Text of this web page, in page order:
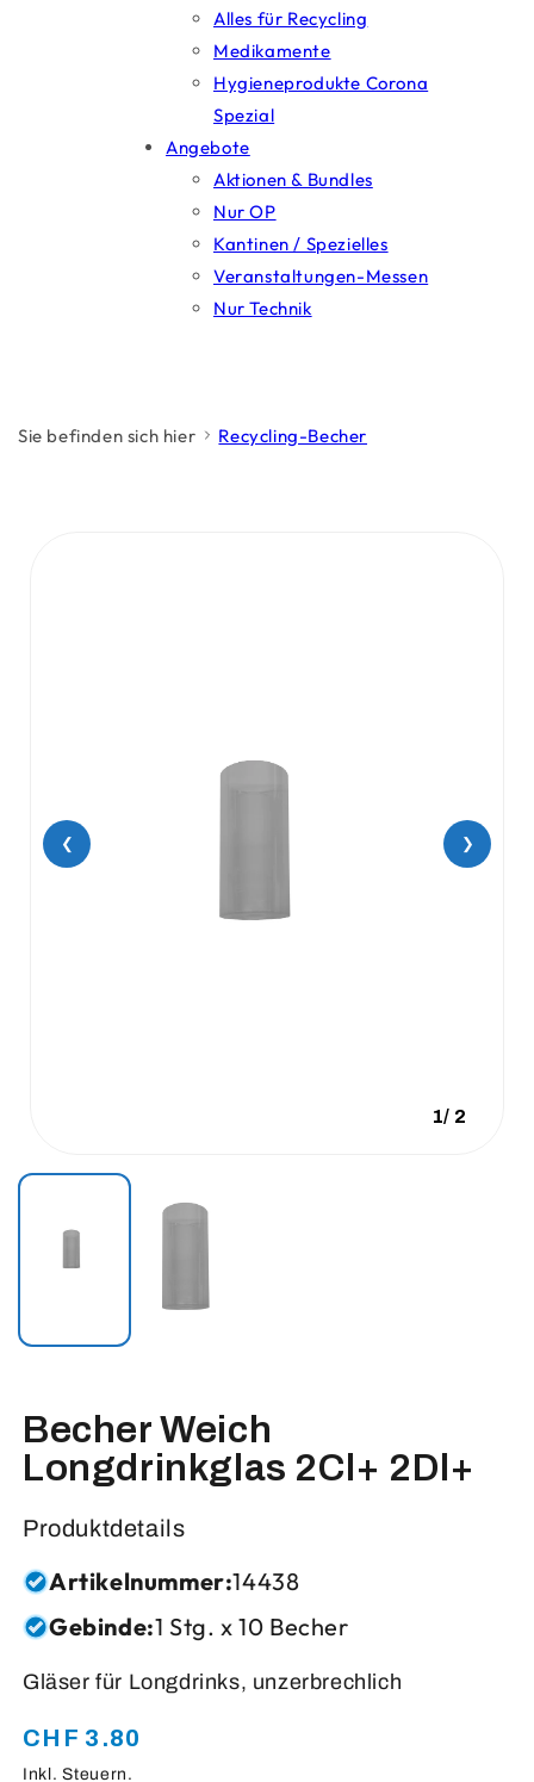
Alles für Recycling
Medikamente
Hygieneprodukte Corona
Spezial
Angebote
Aktionen & Bundles
Nur OP
Kantinen / Spezielles
Veranstaltungen-Messen
Nur Technik
Sie befinden sich hier Recycling-Becher
❮ ❯
1/ 2
Becher Weich
Longdrinkglas 2Cl+ 2Dl+
Produktdetails
Artikelnummer:14438
Gebinde:1 Stg. x 10 Becher
Gläser für Longdrinks, unzerbrechlich
Normaler
Preis
CHF 3.80
Inkl. Steuern.